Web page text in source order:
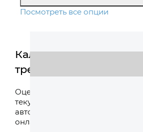
Посмотреть все опции
Калькулятор
трейд-ин
Оцените свой
текущий
автомобиль
онлайн